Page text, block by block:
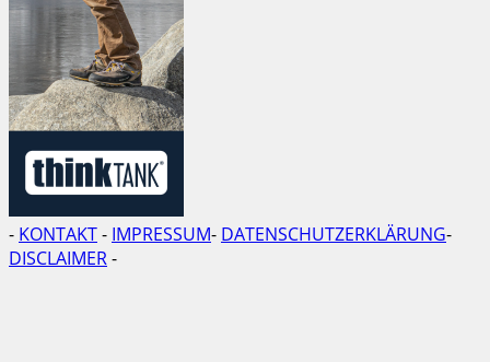
- KONTAKT- IMPRESSUM- DATENSCHUTZERKLÄRUNG-
DISCLAIMER-